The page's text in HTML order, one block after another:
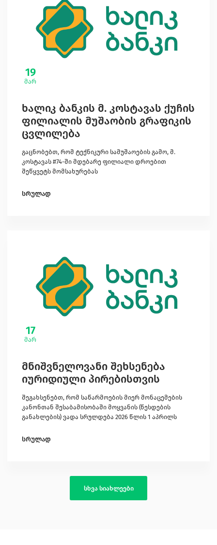
19
მარ
ხალიკ ბანკის მ. კოსტავას ქუჩის
ფილიალის მუშაობის გრაფიკის
ცვლილება
გაცნობებთ, რომ ტექნიკური სამუშაოების გამო, მ.
კოსტავას #74-ში მდებარე ფილიალი დროებით
შეწყვეტს მომსახურებას
სრულად
17
მარ
მნიშვნელოვანი შეხსენება
იურიდიული პირებისთვის
შეგახსენებთ, რომ საწარმოების მიერ მონაცემების
კანონთან შესაბამისობაში მოყვანის (წესდების
განახლების) ვადა სრულდება 2026 წლის 1 აპრილს
სრულად
სხვა სიახლეები